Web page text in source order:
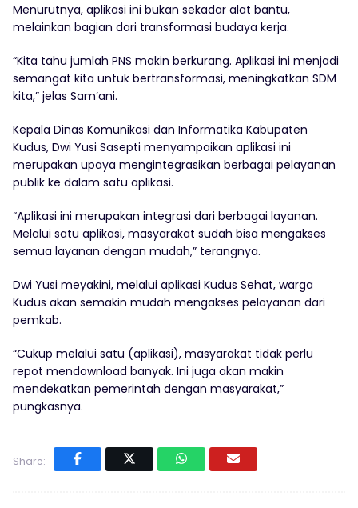
Menurutnya, aplikasi ini bukan sekadar alat bantu,
melainkan bagian dari transformasi budaya kerja.
“Kita tahu jumlah PNS makin berkurang. Aplikasi ini menjadi
semangat kita untuk bertransformasi, meningkatkan SDM
kita,” jelas Sam’ani.
Kepala Dinas Komunikasi dan Informatika Kabupaten
Kudus, Dwi Yusi Sasepti menyampaikan aplikasi ini
merupakan upaya mengintegrasikan berbagai pelayanan
publik ke dalam satu aplikasi.
“Aplikasi ini merupakan integrasi dari berbagai layanan.
Melalui satu aplikasi, masyarakat sudah bisa mengakses
semua layanan dengan mudah,” terangnya.
Dwi Yusi meyakini, melalui aplikasi Kudus Sehat, warga
Kudus akan semakin mudah mengakses pelayanan dari
pemkab.
“Cukup melalui satu (aplikasi), masyarakat tidak perlu
repot mendownload banyak. Ini juga akan makin
mendekatkan pemerintah dengan masyarakat,”
pungkasnya.
Share: